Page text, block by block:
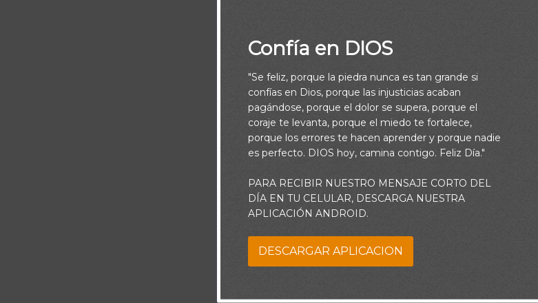
hay nada más grande que Dios.
Buenos Días
Confía en DIOS
"Se feliz, porque la piedra nunca es tan grande si
confías en Dios, porque las injusticias acaban
pagándose, porque el dolor se supera, porque el
coraje te levanta, porque el miedo te fortalece,
porque los errores te hacen aprender y porque nadie
es perfecto. DIOS hoy, camina contigo. Feliz Día."
PARA RECIBIR NUESTRO MENSAJE CORTO DEL
DÍA EN TU CELULAR, DESCARGA NUESTRA
APLICACIÓN ANDROID.
DESCARGAR APLICACION